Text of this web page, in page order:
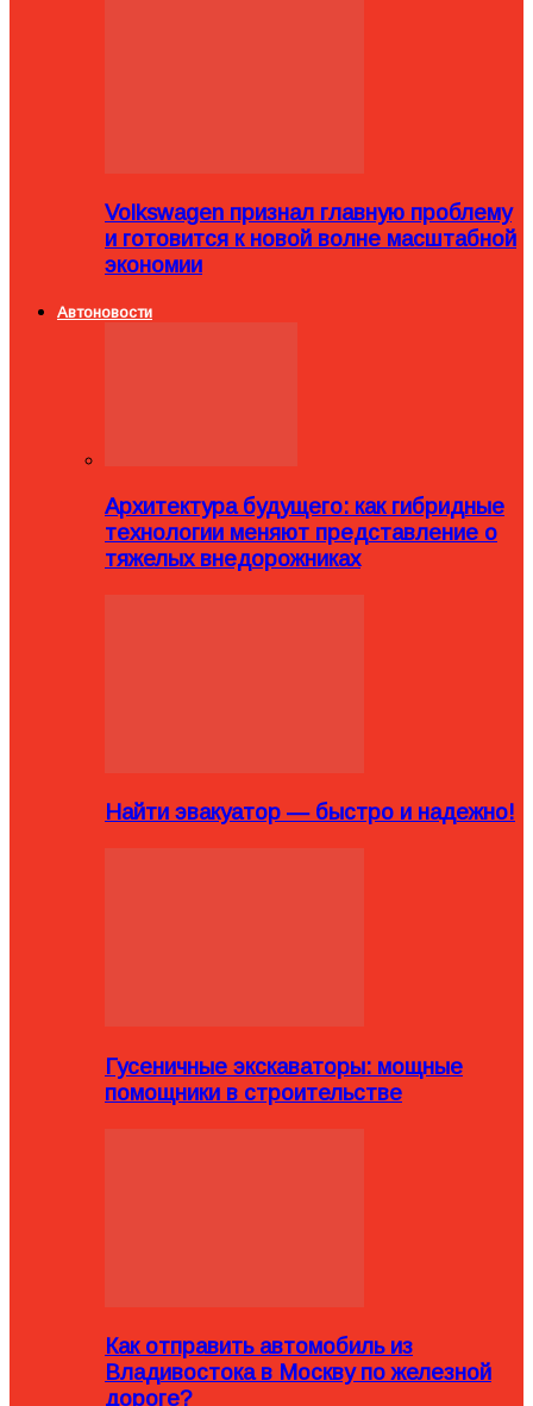
Volkswagen признал главную проблему
и готовится к новой волне масштабной
экономии
Автоновости
Архитектура будущего: как гибридные
технологии меняют представление о
тяжелых внедорожниках
Найти эвакуатор — быстро и надежно!
Гусеничные экскаваторы: мощные
помощники в строительстве
Как отправить автомобиль из
Владивостока в Москву по железной
дороге?